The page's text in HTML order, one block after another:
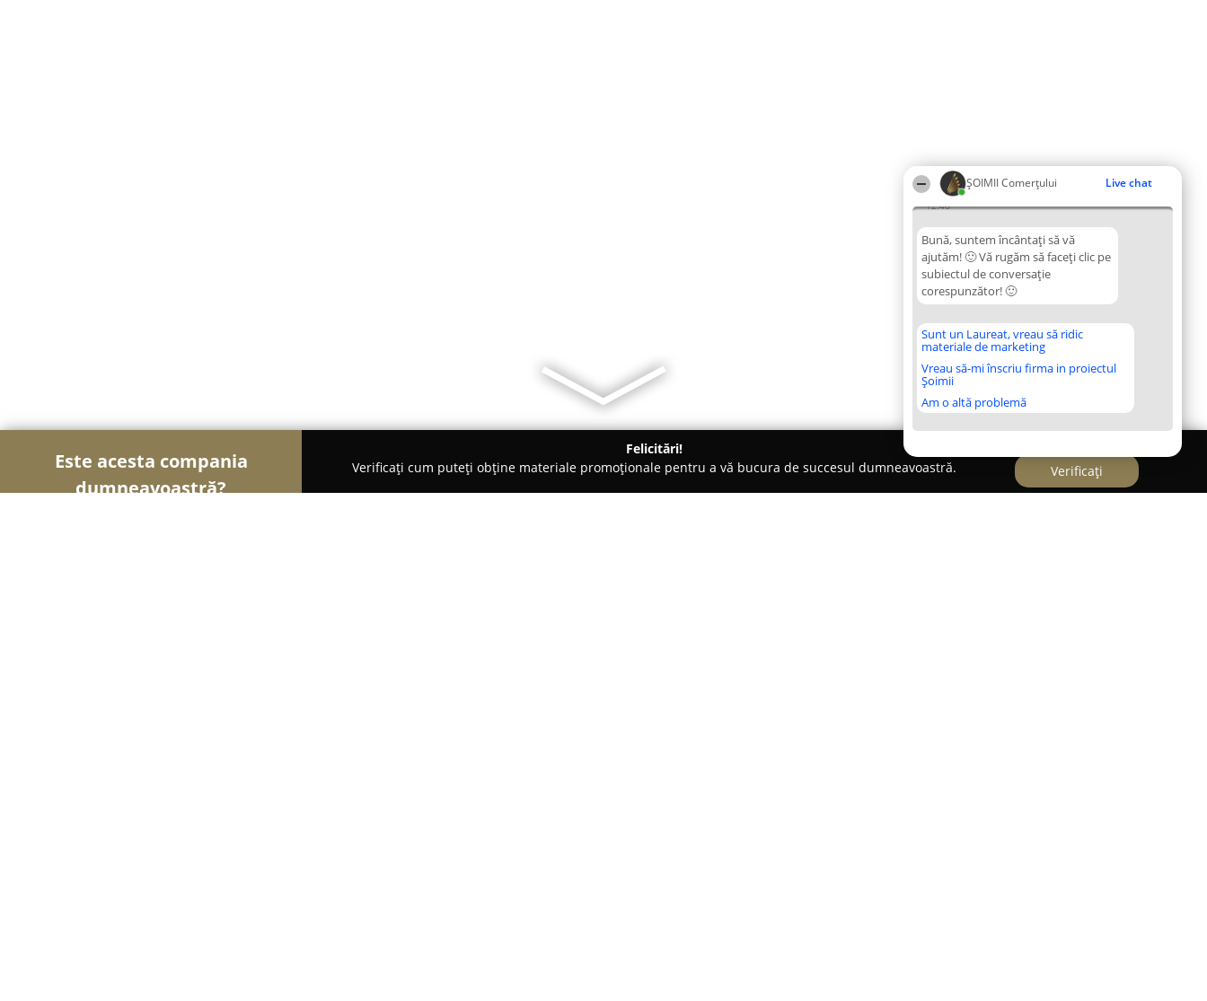
ȘOIMII Comerțului Live chat
12:46
Bună, suntem încântați să vă
ajutăm! 🙂 Vă rugăm să faceți clic pe
subiectul de conversație
corespunzător! 🙂
Sunt un Laureat, vreau să ridic
materiale de marketing
Vreau să-mi înscriu firma in proiectul
Șoimii
Am o altă problemă
Este acesta compania
dumneavoastră?
Felicitări!
Verificați cum puteți obține materiale promoționale pentru a vă bucura de succesul dumneavoastră.
Verificați